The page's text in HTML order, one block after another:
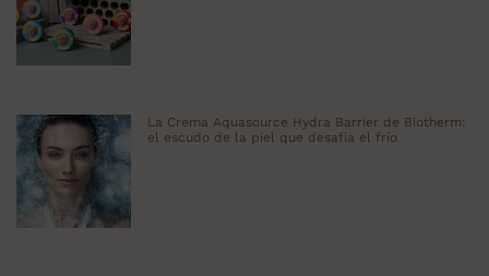
La Crema Aquasource Hydra Barrier de Biotherm:
el escudo de la piel que desafía el frío